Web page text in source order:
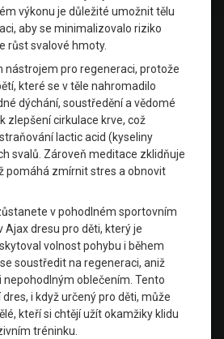
výkonu je důležité umožnit tělu
aby se minimalizovalo riziko
růst svalové hmoty.
nástrojem pro regeneraci, protože
které se v těle nahromadilo
dýchání, soustředění a vědomé
zlepšení cirkulace krve, což
lactic acid (kyseliny
svalů. Zároveň meditace zklidňuje
pomáhá zmírnit stres a obnovit
v pohodlném sportovním
Ajax dresu pro děti, který je
volnost pohybu i během
soustředit na regeneraci, aniž
nepohodlným oblečením. Tento
i když určený pro děti, může
kteří si chtějí užít okamžiky klidu
tréninku.